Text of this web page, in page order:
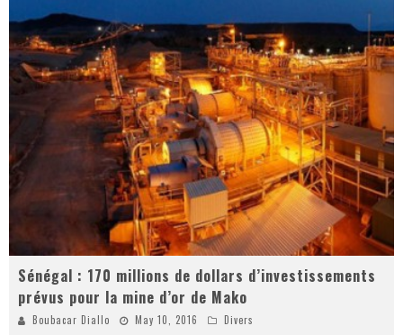
Sénégal : 170 millions de dollars d’investissements
prévus pour la mine d’or de Mako
Boubacar Diallo May 10, 2016 Divers